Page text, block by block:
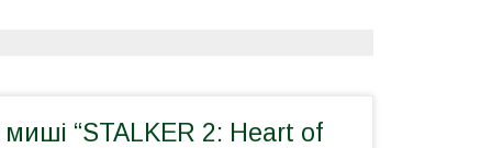
“STALKER 2: Heart of